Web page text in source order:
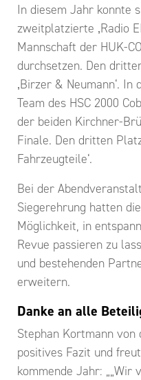
In diesem Jahr konnte
zweitplatzierte ‚Radio
Mannschaft der HUK-
durchsetzen. Den
‚Birzer & Neumann‘.
Team des HSC 2000
der beiden Kirchner-
Finale. Den dritten
Fahrzeugteile‘.
Bei der
Siegerehrung hatten
Möglichkeit, in
Revue passieren zu
und bestehenden
erweitern.
Danke an alle
Stephan Kortmann von
positives Fazit und
kommende Jahr: „„Wir